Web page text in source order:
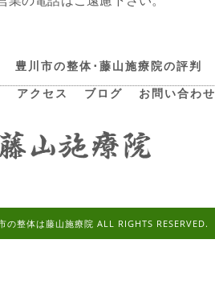
豊川市の整体･藤山施療院の評判
アクセス ブログ お問い合わせ
整体は藤山施療院 ALL RIGHTS RESERVED.